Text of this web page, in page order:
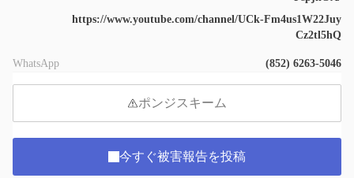
https://www.youtube.com/channel/UCk-Fm4us1W22Juy
Cz2tl5hQ
WhatsApp (852) 6263-5046
ポンジスキーム
今すぐ被害報告を投稿